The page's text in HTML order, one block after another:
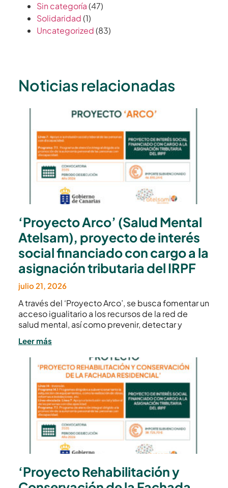
Sin categoría(47)
Solidaridad(1)
Uncategorized(83)
Noticias relacionadas
‘Proyecto Arco’ (Salud Mental
Atelsam), proyecto de interés
social financiado con cargo a la
asignación tributaria del IRPF
julio 21, 2026
A través del ‘Proyecto Arco’, se busca fomentar un
acceso igualitario a los recursos de la red de
salud mental, así como prevenir, detectar y
Leer más
‘Proyecto Rehabilitación y